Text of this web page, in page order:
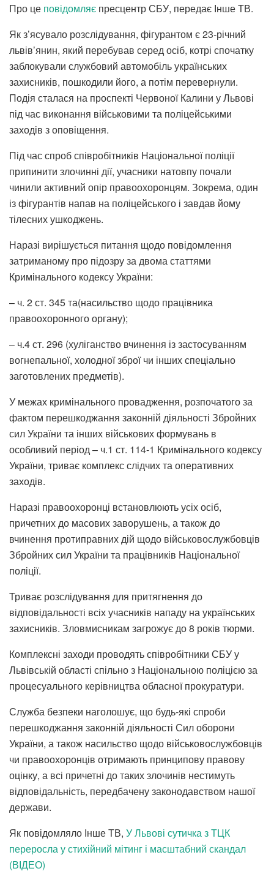
Про це повідомляє пресцентр СБУ, передає Інше ТВ.
Як з’ясувало розслідування, фігурантом є 23-річний
львів’янин, який перебував серед осіб, котрі спочатку
заблокували службовий автомобіль українських
захисників, пошкодили його, а потім перевернули.
Подія сталася на проспекті Червоної Калини у Львові
під час виконання військовими та поліцейськими
заходів з оповіщення.
Під час спроб співробітників Національної поліції
припинити злочинні дії, учасники натовпу почали
чинили активний опір правоохоронцям. Зокрема, один
із фігурантів напав на поліцейського і завдав йому
тілесних ушкоджень.
Наразі вирішується питання щодо повідомлення
затриманому про підозру за двома статтями
Кримінального кодексу України:
– ч. 2 ст. 345 та(насильство щодо працівника
правоохоронного органу);
– ч.4 ст. 296 (хуліганство вчинення із застосуванням
вогнепальної, холодної зброї чи інших спеціально
заготовлених предметів).
У межах кримінального провадження, розпочатого за
фактом перешкоджання законній діяльності Збройних
сил України та інших військових формувань в
особливий період – ч.1 ст. 114-1 Кримінального кодексу
України, триває комплекс слідчих та оперативних
заходів.
Наразі правоохоронці встановлюють усіх осіб,
причетних до масових заворушень, а також до
вчинення протиправних дій щодо військовослужбовців
Збройних сил України та працівників Національної
поліції.
Триває розслідування для притягнення до
відповідальності всіх учасників нападу на українських
захисників. Зловмисникам загрожує до 8 років тюрми.
Комплексні заходи проводять співробітники СБУ у
Львівській області спільно з Національною поліцією за
процесуального керівництва обласної прокуратури.
Служба безпеки наголошує, що будь-які спроби
перешкоджання законній діяльності Сил оборони
України, а також насильство щодо військовослужбовців
чи правоохоронців отримають принципову правову
оцінку, а всі причетні до таких злочинів нестимуть
відповідальність, передбачену законодавством нашої
держави.
Як повідомляло Інше ТВ, У Львові сутичка з ТЦК
переросла у стихійний мітинг і масштабний скандал
(ВІДЕО)